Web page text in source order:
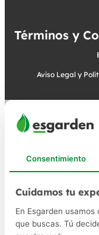
Términos y
Aviso Legal y
Consentimiento
Cuidamos tu
En Esgarden
que buscas. Tú